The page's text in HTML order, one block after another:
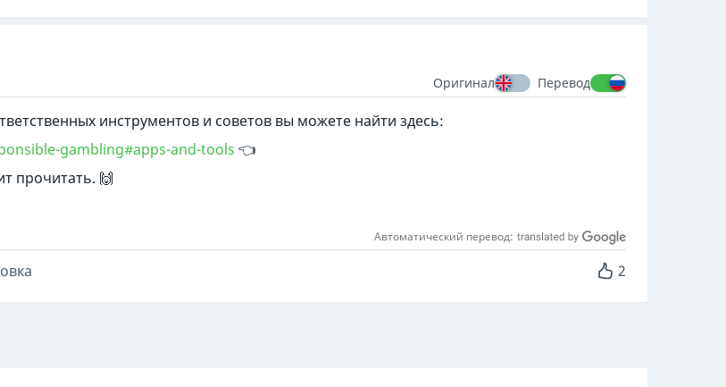
Оригинал Перевод
инструментов и советов вы можете найти здесь:
gambling#apps-and-tools 👈
прочитать. 🙌
Автоматический перевод:
2